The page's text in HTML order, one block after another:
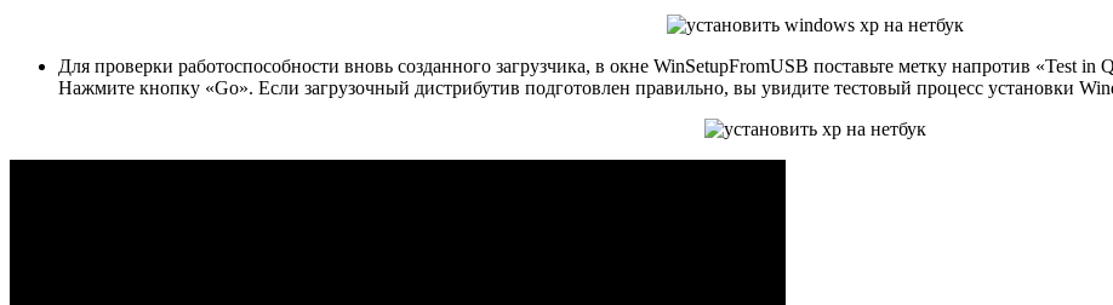
Для проверки работоспособности вновь созданного загрузчика, в окне WinSetupFromUSB поставьте метку напротив
Нажмите кнопку «Go». Если загрузочный дистрибутив подготовлен правильно, вы увидите тестовый процесс установки